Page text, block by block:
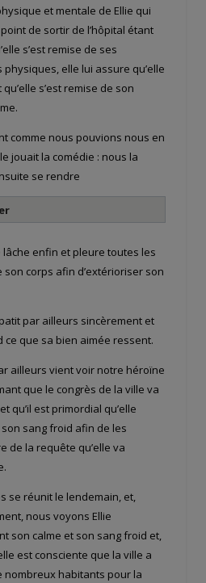
et mentale de Ellie qui
de sortir de l’hôpital étant
s’est remise de ses
physiques, elle lui assure qu’elle
s’est remise de son
comme nous pouvions nous en
jouait la comédie : nous la
se rendre
lâche enfin et pleure toutes les
son corps afin d’extérioriser son
par ailleurs sincèrement et
ce que sa bien aimée ressent.
ailleurs vient voir notre héroïne
que le congrès de la ville va
qu’il est primordial qu’elle
sang froid afin de les
de la requête qu’elle va
se réunit le lendemain, et,
nous voyons Ellie
son calme et son sang froid et,
est consciente que la ville a
nombreux habitants pour la